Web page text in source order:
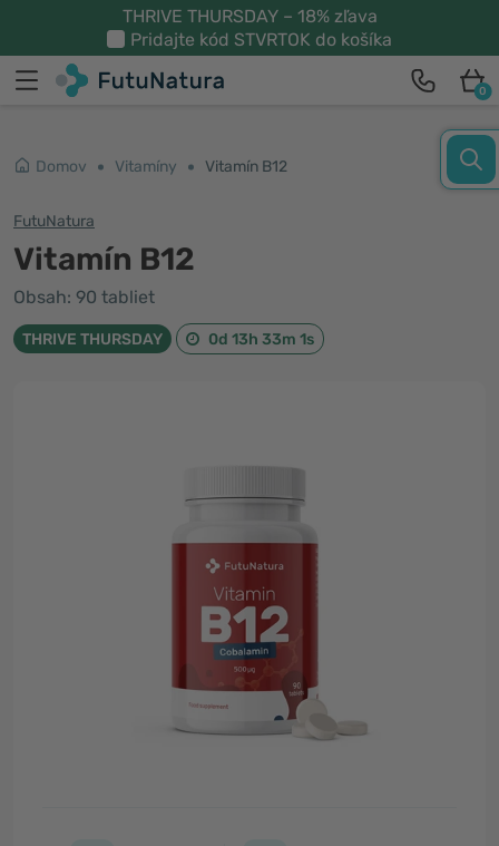
THRIVE THURSDAY – 18% zľava
Pridajte kód STVRTOK do košíka
0
Domov Vitamíny Vitamín B12
FutuNatura
Vitamín B12
Obsah: 90 tabliet
THRIVE THURSDAY 0d 13h 33m 1s